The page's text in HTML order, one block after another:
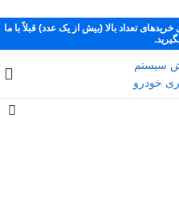
تعداد بالا (بیش از یک عدد) قبلاً با ما